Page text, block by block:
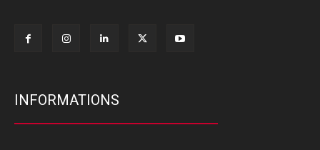
INFORMATIONS